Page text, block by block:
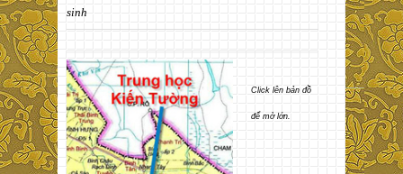
sinh
Click lên bản đồ
để mở lớn.